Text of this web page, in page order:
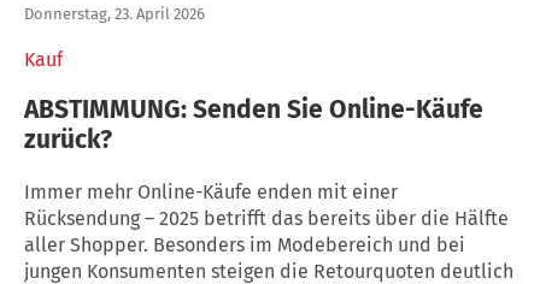
Kauf
Donnerstag, 23. April 2026
ABSTIMMUNG: Senden Sie Online-Käufe
zurück?
Immer mehr Online-Käufe enden mit einer
Rücksendung – 2025 betrifft das bereits über die Hälfte
aller Shopper. Besonders im Modebereich und bei
jungen Konsumenten steigen die Retourquoten deutlich